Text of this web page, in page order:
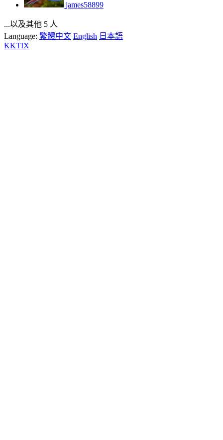
james58899
...以及其他 5 人
Language: 繁體中文 English 日本語
KKTIX